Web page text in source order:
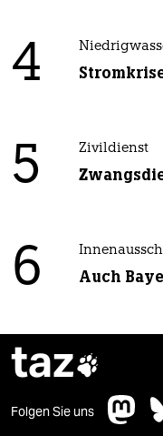
4
5 Zivildienst
6 Auch
taz
Folgen Sie uns